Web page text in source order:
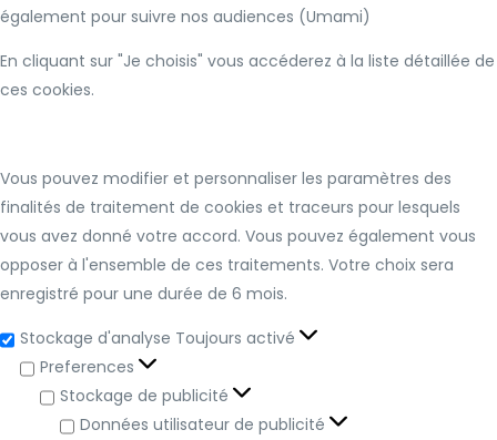
également pour suivre nos audiences (Umami)
En cliquant sur "Je choisis" vous accéderez à la liste détaillée de
ces cookies.
Vous pouvez modifier et personnaliser les paramètres des
finalités de traitement de cookies et traceurs pour lesquels
vous avez donné votre accord. Vous pouvez également vous
opposer à l'ensemble de ces traitements. Votre choix sera
enregistré pour une durée de 6 mois.
Stockage d'analyse Toujours activé
Preferences
Stockage de publicité
Données utilisateur de publicité